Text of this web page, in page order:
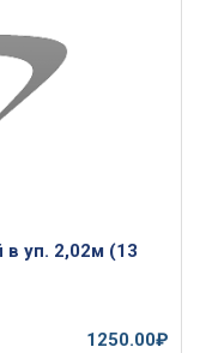
в уп. 2,02м (13
1250.00₽